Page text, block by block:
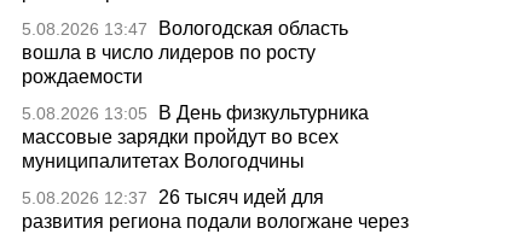
5.08.2026 13:47
Вологодская область
вошла в число лидеров по росту
рождаемости
5.08.2026 13:05
В День физкультурника
массовые зарядки пройдут во всех
муниципалитетах Вологодчины
5.08.2026 12:37
26 тысяч идей для
развития региона подали вологжане через